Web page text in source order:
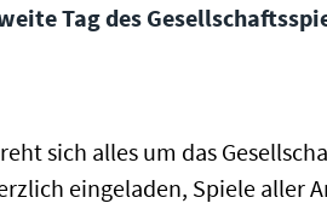
Tag des
sich alles um das
eingeladen, Spiele aller